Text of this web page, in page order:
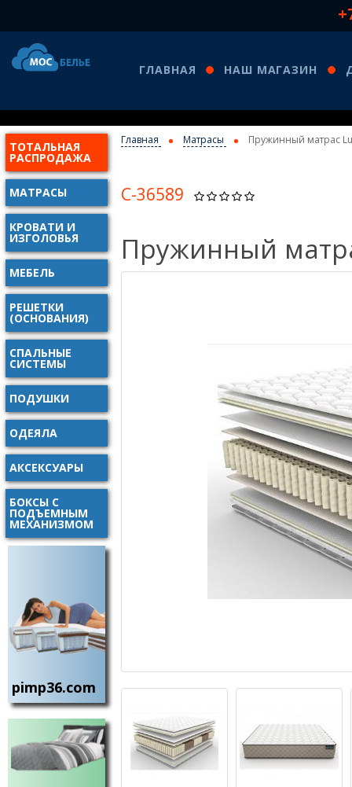
ТОТАЛЬНАЯ
РАСПРОДАЖА
МАТРАСЫ
КРОВАТИ И
ИЗГОЛОВЬЯ
МЕБЕЛЬ
РЕШЕТКИ
(ОСНОВАНИЯ)
СПАЛЬНЫЕ
СИСТЕМЫ
ПОДУШКИ
ОДЕЯЛА
АКСЕКСУАРЫ
БОКСЫ С
ПОДЪЕМНЫМ
МЕХАНИЗМОМ
pimp36.com
ГЛАВНАЯ НАШ МАГАЗИН
Главная Матрасы Пружинный матрас
С-36589
Пружинный